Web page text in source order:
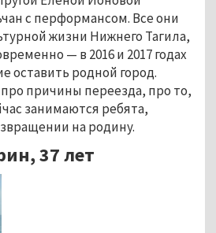
с перформансом. Все они
жизни Нижнего Тагила,
— в 2016 и 2017 годах
родной город.
причины переезда, про то,
занимаются ребята,
на родину.
37 лет